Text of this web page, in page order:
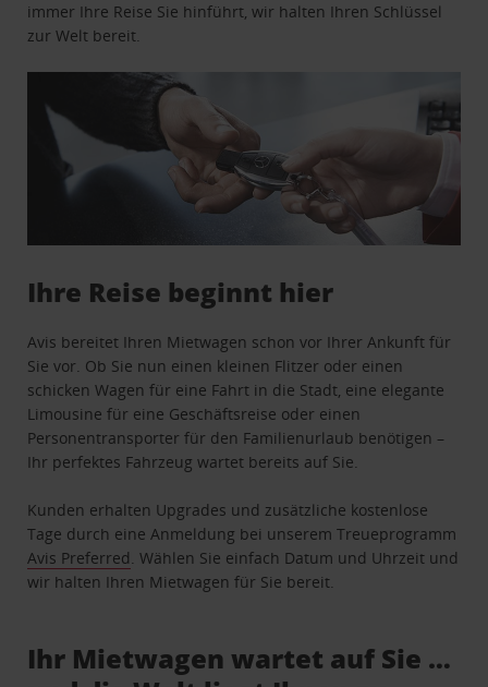
immer Ihre Reise Sie hinführt, wir halten Ihren Schlüssel
zur Welt bereit.
Ihre Reise beginnt hier
Avis bereitet Ihren Mietwagen schon vor Ihrer Ankunft für
Sie vor. Ob Sie nun einen kleinen Flitzer oder einen
schicken Wagen für eine Fahrt in die Stadt, eine elegante
Limousine für eine Geschäftsreise oder einen
Personentransporter für den Familienurlaub benötigen –
Ihr perfektes Fahrzeug wartet bereits auf Sie.
Kunden erhalten Upgrades und zusätzliche kostenlose
Tage durch eine Anmeldung bei unserem Treueprogramm
Avis Preferred . Wählen Sie einfach Datum und Uhrzeit und
wir halten Ihren Mietwagen für Sie bereit.
Ihr Mietwagen wartet auf Sie …